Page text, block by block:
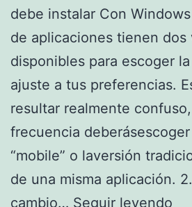
debe instalar Con
de aplicaciones tienen dos
disponibles para escoger
ajuste a tus preferencias.
resultar realmente
frecuencia
“mobile” o laversión
de una misma aplicación.
cambio… Seguir leyendo